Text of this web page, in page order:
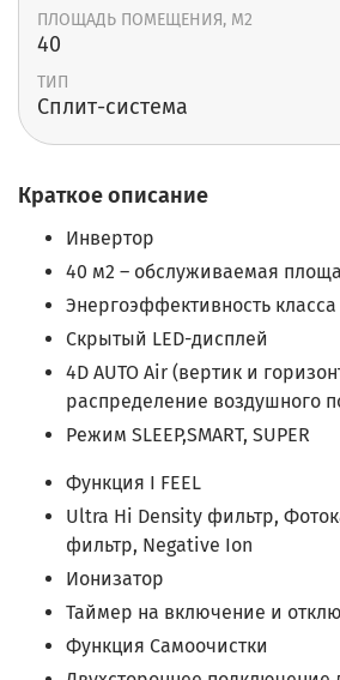
ПЛОЩАДЬ ПОМЕЩЕНИЯ, М2
40
ТИП
Cплит-система
Краткое описание
Инвертор
40 м2 – обслуживаемая
Энергоэффективность класса
Скрытый LED-дисплей
4D AUTO Air (вертик и
распределение воздушного
Режим SLEEP,SMART, SUPER
Функция I FEEL
Ultra Hi Density фильтр,
фильтр, Negative Ion
Ионизатор
Таймер на включение и
Функция Самоочистки